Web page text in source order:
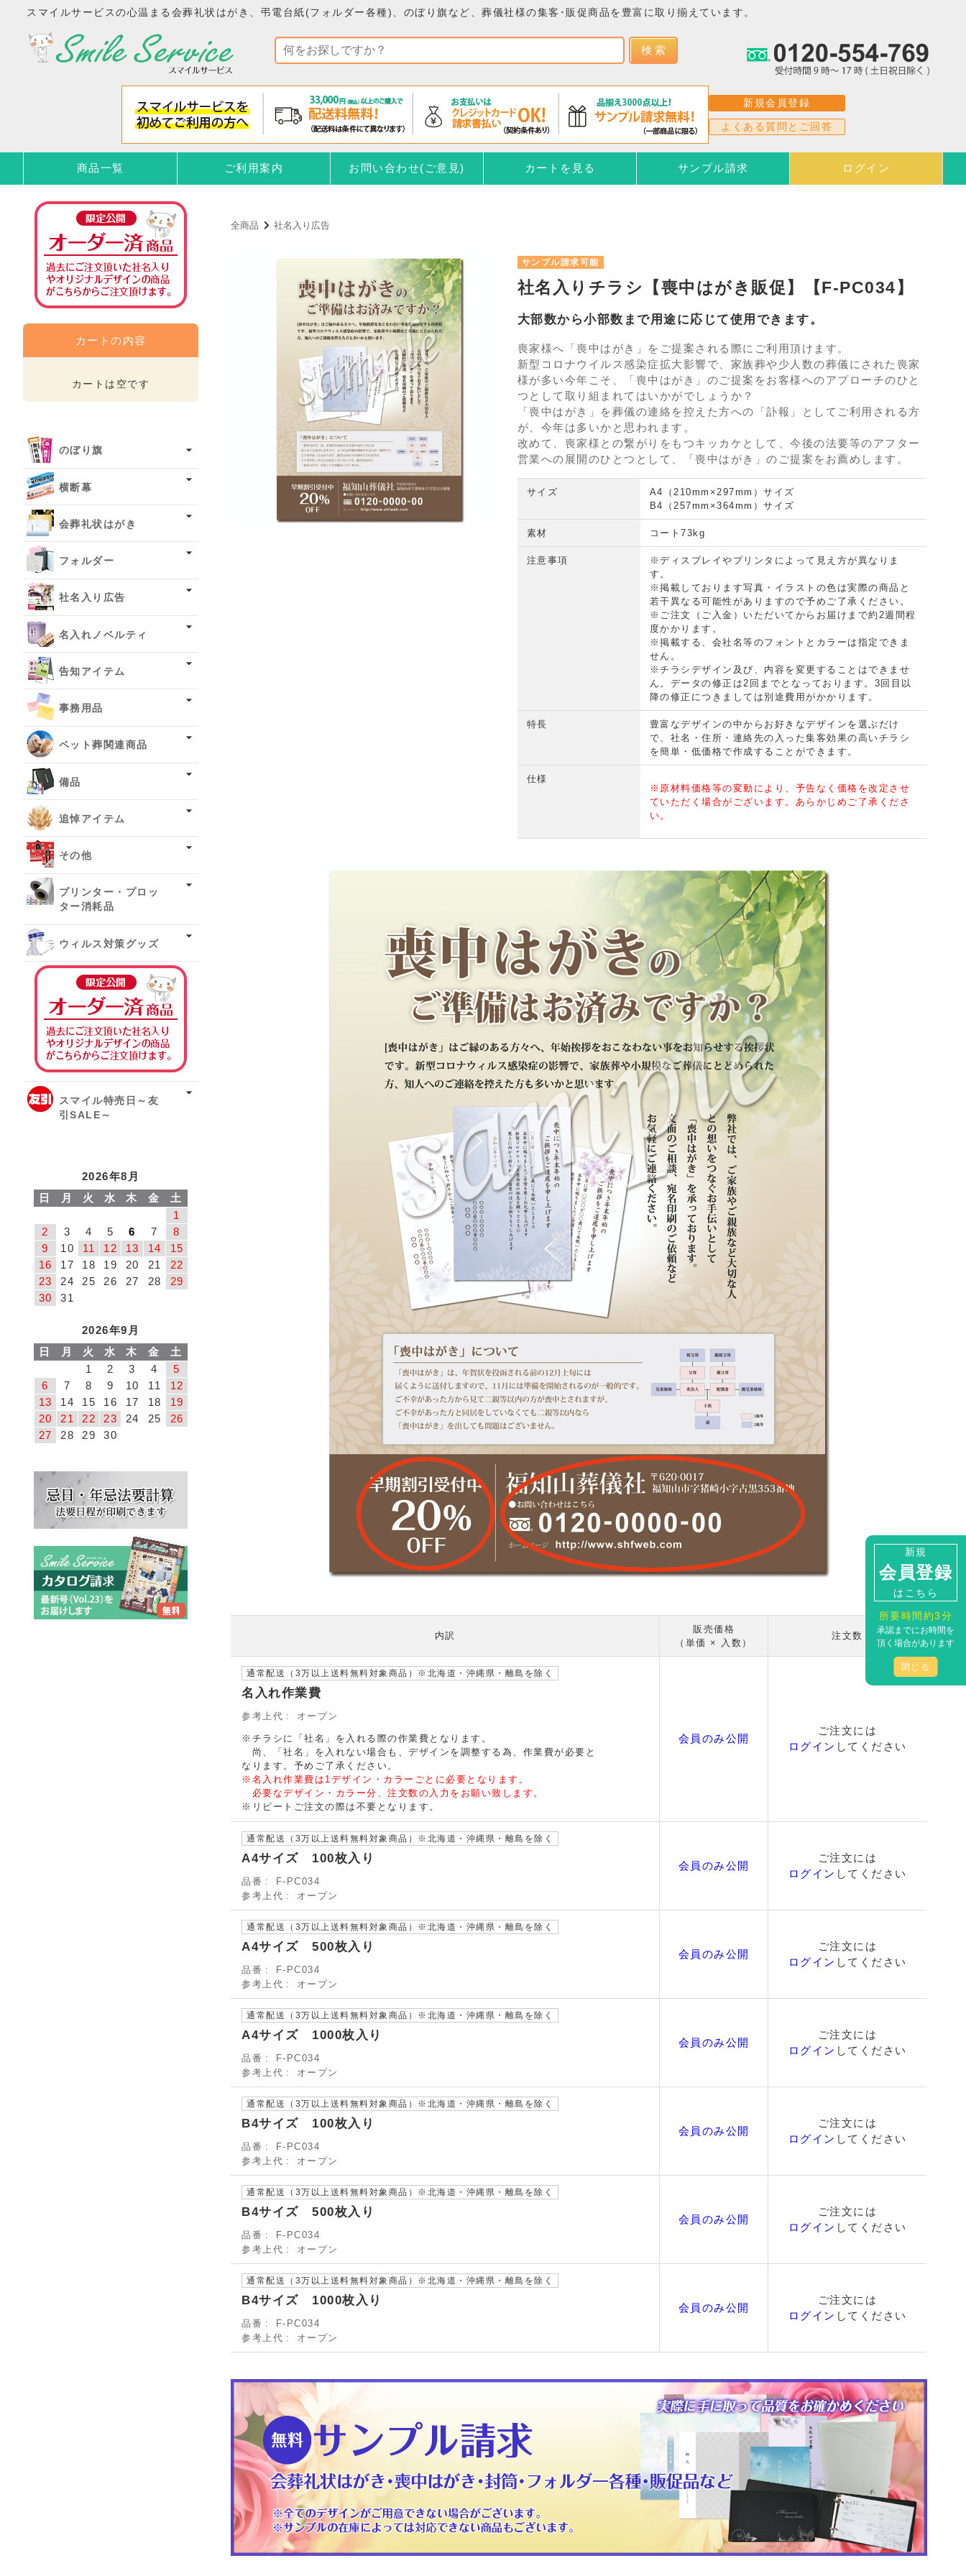
スマイルサービスの心温まる会葬礼状はがき、弔電台紙(フォルダー各種)、のぼり旗など、葬儀社様の集客･販促商品を豊富に取り揃えています。
検 索
新規会員登録
よくある質問とご回答
商品一覧 ご利用案内 お問い合わせ(ご意見) カートを見る サンプル請求 ログイン
全商品 社名入り広告
サンプル請求可能
社名入りチラシ【喪中はがき販促】【F-PC034】
大部数から小部数まで用途に応じて使用できます。
喪家様へ「喪中はがき」をご提案される際にご利用頂けます。
新型コロナウイルス感染症拡大影響で、家族葬や少人数の葬儀にされた喪家
様が多い今年こそ、「喪中はがき」のご提案をお客様へのアプローチのひと
つとして取り組まれてはいかがでしょうか？
「喪中はがき」を葬儀の連絡を控えた方への「訃報」としてご利用される方
が、今年は多いかと思われます。
改めて、喪家様との繋がりをもつキッカケとして、今後の法要等のアフター
営業への展開のひとつとして、「喪中はがき」のご提案をお薦めします。
サイズ
A4（210mm×297mm）サイズ
B4（257mm×364mm）サイズ
素材 コート73kg
注意事項
※ディスプレイやプリンタによって見え方が異なりま
す。
※掲載しております写真・イラストの色は実際の商品と
若干異なる可能性がありますので予めご了承ください。
※ご注文（ご入金）いただいてからお届けまで約2週間程
度かかります。
※掲載する、会社名等のフォントとカラーは指定できま
せん。
※チラシデザイン及び、内容を変更することはできませ
ん。データの修正は2回までとなっております。3回目以
降の修正につきましては別途費用がかかります。
特長
豊富なデザインの中からお好きなデザインを選ぶだけ
で、社名・住所・連絡先の入った集客効果の高いチラシ
を簡単・低価格で作成することができます。
仕様
※原材料価格等の変動により、予告なく価格を改定させ
ていただく場合がございます。あらかじめご了承くださ
い。
内訳
販売価格
（単価 × 入数）
注文数
通常配送（3万以上送料無料対象商品）※北海道・沖縄県・離島を除く
名入れ作業費
参考上代 オープン
※チラシに「社名」を入れる際の作業費となります。
尚、「社名」を入れない場合も、デザインを調整する為、作業費が必要と
なります。予めご了承ください。
※名入れ作業費は1デザイン・カラーごとに必要となります。
必要なデザイン・カラー分、注文数の入力をお願い致します。
※リピートご注文の際は不要となります。
会員のみ公開
ご注文には
ログイン してください
通常配送（3万以上送料無料対象商品）※北海道・沖縄県・離島を除く
A4サイズ 100枚入り
品番
F-PC034
参考上代
オープン
会員のみ公開
ご注文には
ログイン してください
通常配送（3万以上送料無料対象商品）※北海道・沖縄県・離島を除く
A4サイズ 500枚入り
品番
F-PC034
参考上代
オープン
会員のみ公開
ご注文には
ログイン してください
通常配送（3万以上送料無料対象商品）※北海道・沖縄県・離島を除く
A4サイズ 1000枚入り
品番
F-PC034
参考上代
オープン
会員のみ公開
ご注文には
ログイン してください
通常配送（3万以上送料無料対象商品）※北海道・沖縄県・離島を除く
B4サイズ 100枚入り
品番
F-PC034
参考上代
オープン
会員のみ公開
ご注文には
ログイン してください
通常配送（3万以上送料無料対象商品）※北海道・沖縄県・離島を除く
B4サイズ 500枚入り
品番
F-PC034
参考上代
オープン
会員のみ公開
ご注文には
ログイン してください
通常配送（3万以上送料無料対象商品）※北海道・沖縄県・離島を除く
B4サイズ 1000枚入り
品番
F-PC034
参考上代
オープン
会員のみ公開
ご注文には
ログイン してください
カートの内容
カートは空です
のぼり旗
横断幕
会葬礼状はがき
フォルダー
社名入り広告
名入れノベルティ
告知アイテム
事務用品
ペット葬関連商品
備品
追悼アイテム
その他
プリンター・プロッ
ター消耗品
ウィルス対策グッズ
スマイル特売日～友
引SALE～
2026年8月
日
月 火 水 木 金
土
1
2
3 4 5 6 7
8
9
10 11 12 13 14
15
16
17 18 19 20 21
22
23
24 25 26 27 28
29
30
31
2026年9月
日
月 火 水 木 金
土
1
2 3 4
5
6
7 8 9 10 11
12
13
14 15 16 17 18
19
20
21 22 23 24 25
26
27
28 29 30
閉じる
新規
会員登録
はこちら
所要時間約3分
承認までにお時間を
頂く場合があります